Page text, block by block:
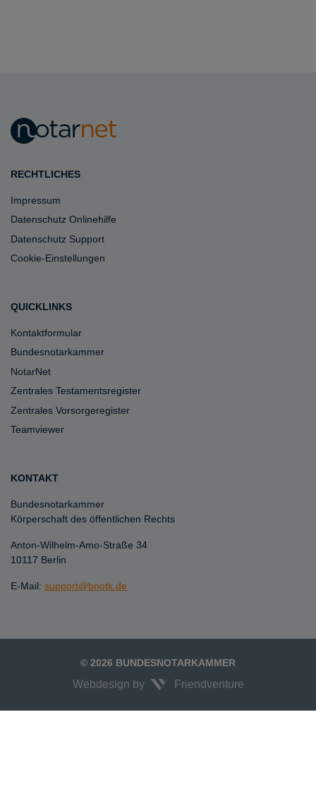
RECHTLICHES
Impressum
Datenschutz Onlinehilfe
Datenschutz Support
Cookie-Einstellungen
QUICKLINKS
Kontaktformular
Bundesnotarkammer
NotarNet
Zentrales Testamentsregister
Zentrales Vorsorgeregister
Teamviewer
KONTAKT
Bundesnotarkammer
Körperschaft des öffentlichen Rechts
Anton-Wilhelm-Amo-Straße 34
10117 Berlin
E-Mail: support@bnotk.de
© 2026 BUNDESNOTARKAMMER
Webdesign by Friendventure